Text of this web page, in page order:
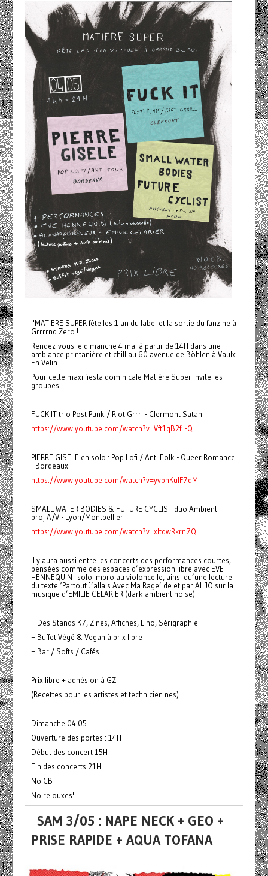
"MATIERE SUPER fête les 1 an du label et la sortie du fanzine à
Grrrrnd Zero !
Rendez-vous le dimanche 4 mai à partir de 14H dans une
ambiance printanière et chill au 60 avenue de Böhlen à Vaulx
En Velin.
Pour cette maxi fiesta dominicale Matière Super invite les
groupes :
FUCK IT trio Post Punk / Riot Grrrl - Clermont Satan
https://www.youtube.com/watch?v=Vft1qB2f_-Q
PIERRE GISELE en solo : Pop Lofi / Anti Folk - Queer Romance
- Bordeaux
https://www.youtube.com/watch?v=yvphKulF7dM
SMALL WATER BODIES & FUTURE CYCLIST duo Ambient +
proj A/V - Lyon/Montpellier
https://www.youtube.com/watch?v=xItdwRkrn7Q
Il y aura aussi entre les concerts des performances courtes,
pensées comme des espaces d’expression libre avec EVE
HENNEQUIN solo impro au violoncelle, ainsi qu’une lecture
du texte ‘Partout J’allais Avec Ma Rage’ de et par AL JO sur la
musique d’EMILIE CELARIER (dark ambient noise).
+ Des Stands K7, Zines, Affiches, Lino, Sérigraphie
+ Buffet Végé & Vegan à prix libre
+ Bar / Softs / Cafés
Prix libre + adhésion à GZ
(Recettes pour les artistes et technicien.nes)
Dimanche 04.05
Ouverture des portes : 14H
Début des concert 15H
Fin des concerts 21H.
No CB
No relouxes"
SAM 3/05 : NAPE NECK + GEO +
PRISE RAPIDE + AQUA TOFANA